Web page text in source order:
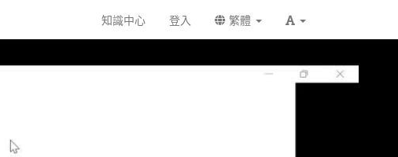
知識中心 登入 繁體